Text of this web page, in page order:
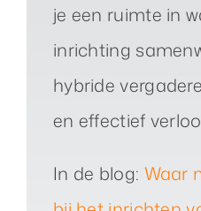
je een ruimte in
inrichting
hybride
en effectief
In de blog: Waar